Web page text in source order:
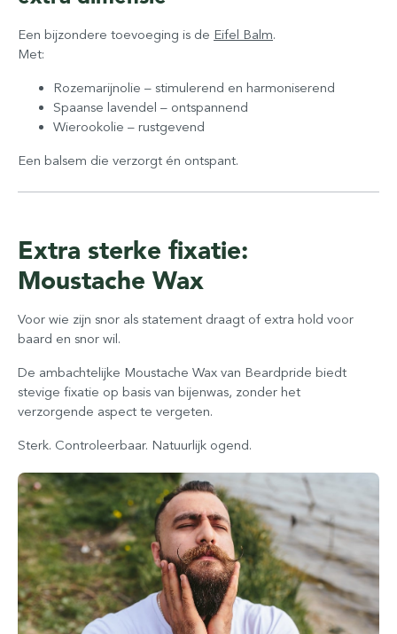
Een bijzondere toevoeging is de Eifel Balm.
Met:
Rozemarijnolie – stimulerend en harmoniserend
Spaanse lavendel – ontspannend
Wierookolie – rustgevend
Een balsem die verzorgt én ontspant.
Extra sterke fixatie:
Moustache Wax
Voor wie zijn snor als statement draagt of extra hold voor
baard en snor wil.
De ambachtelijke Moustache Wax van Beardpride biedt
stevige fixatie op basis van bijenwas, zonder het
verzorgende aspect te vergeten.
Sterk. Controleerbaar. Natuurlijk ogend.